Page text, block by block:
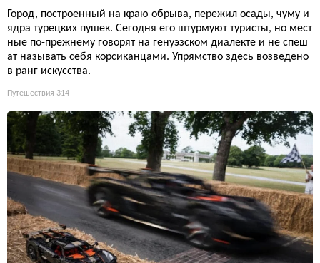
Город, построенный на краю обрыва, пережил осады, чуму и
ядра турецких пушек. Сегодня его штурмуют туристы, но мест
ные по-прежнему говорят на генуэзском диалекте и не спеш
ат называть себя корсиканцами. Упрямство здесь возведено
в ранг искусства.
Путешествия 314